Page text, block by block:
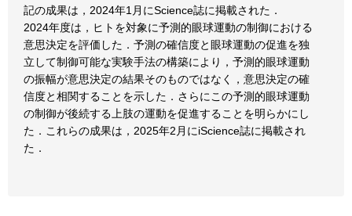
記の成果は，2024年1月にScience誌に掲載された．
2024年度は，ヒトを対象に予測的眼球運動の制御における
意思決定を評価した．予測の確信度と眼球運動の促進を独
立して制御可能な実験手法の構築により，予測的眼球運動
の振幅が意思決定の結果そのものではなく，意思決定の確
信度と相関することを示した．さらにこの予測的眼球運動
の制御が後続する上肢の運動を促進することを明らかにし
た．これらの成果は，2025年2月にiScience誌に掲載され
た．